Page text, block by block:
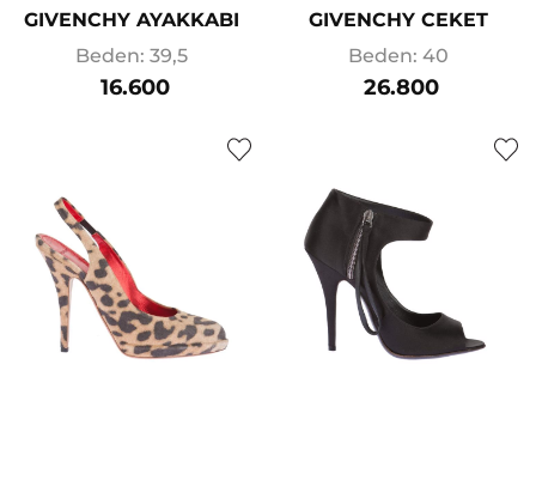
GIVENCHY AYAKKABI
Beden: 39,5
16.600
GIVENCHY CEKET
Beden: 40
26.800